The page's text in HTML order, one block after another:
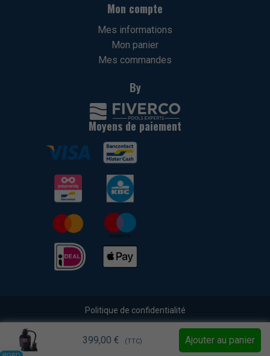
399,00 € (TTC) Ajouter au panier
Mon compte
Mes informations
Mon panier
Mes commandes
By
Moyens de paiement
Politique de confidentialité
Conditions générales de vente